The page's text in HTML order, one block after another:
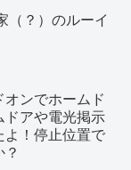
（？）のルーイ
オンでホームド
ドアや電光掲示
！停止位置で